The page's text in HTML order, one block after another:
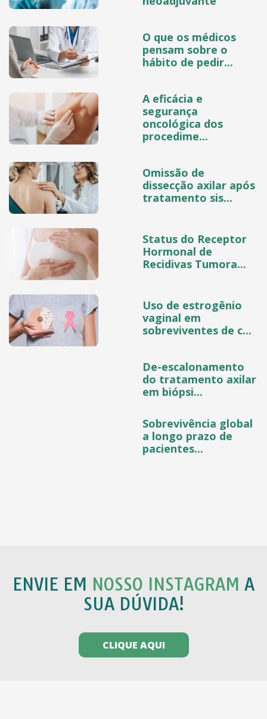
O que os médicos
pensam sobre o
hábito de pedir...
A eficácia e
segurança
oncológica dos
procedime...
Omissão de
dissecção axilar após
tratamento sis...
Status do Receptor
Hormonal de
Recidivas Tumora...
Uso de estrogênio
vaginal em
sobreviventes de c...
De-escalonamento
do tratamento axilar
em biópsi...
Sobrevivência global
a longo prazo de
pacientes...
ENVIE EM NOSSO INSTAGRAM A
SUA DÚVIDA!
CLIQUE AQUI